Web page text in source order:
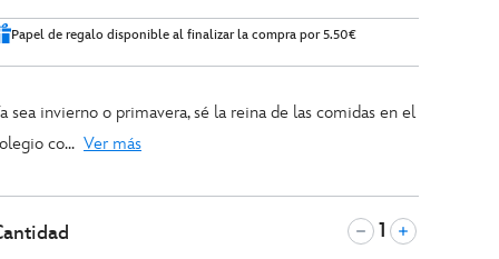
Papel de regalo disponible al finalizar la compra por 5.50€
sea invierno o primavera, sé la reina de las comidas en el
co... Ver más